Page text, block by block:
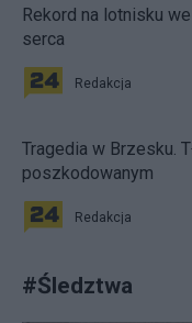
Rekord na lotnisku
serca
Redakcja
Tragedia w Brzesku.
poszkodowanym
Redakcja
#Śledztwa